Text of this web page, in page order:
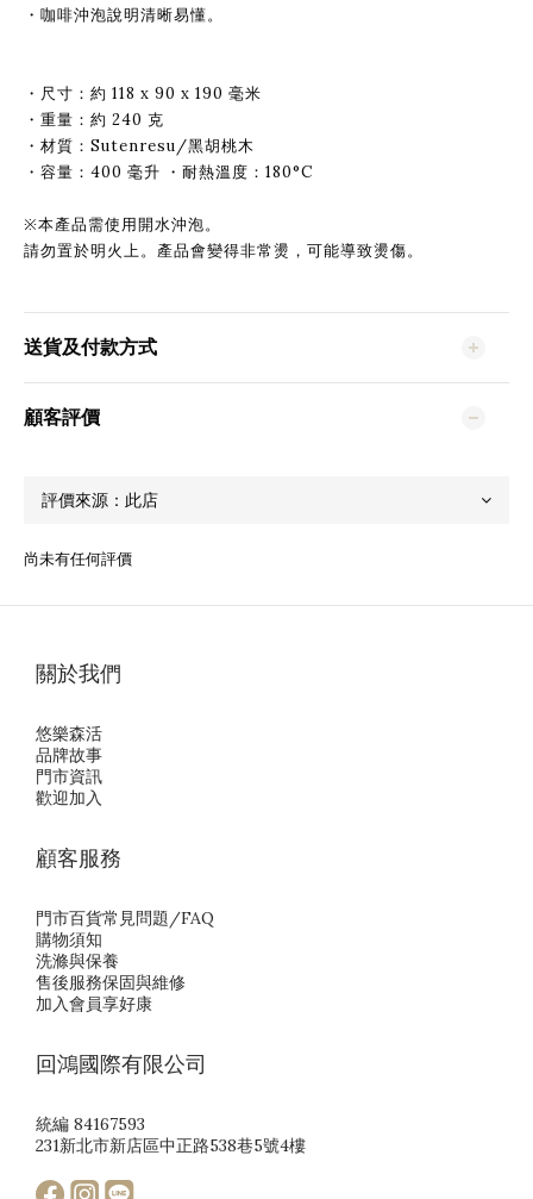
・咖啡沖泡說明清晰易懂。
・尺寸：約 118 x 90 x 190 毫米
・重量：約 240 克
・材質：Sutenresu/黑胡桃木
・容量：400 毫升 ・耐熱溫度：180°C
※本產品需使用開水沖泡。
請勿置於明火上。產品會變得非常燙，可能導致燙傷。
送貨及付款方式
顧客評價
尚未有任何評價
關於我們
悠樂森活
品牌故事
門市資訊
歡迎加入
顧客服務
門市百貨常見問題/FAQ
購物須知
洗滌與保養
售後服務保固與維修
加入會員享好康
回鴻國際有限公司
統編 84167593
231新北市新店區中正路538巷5號4樓